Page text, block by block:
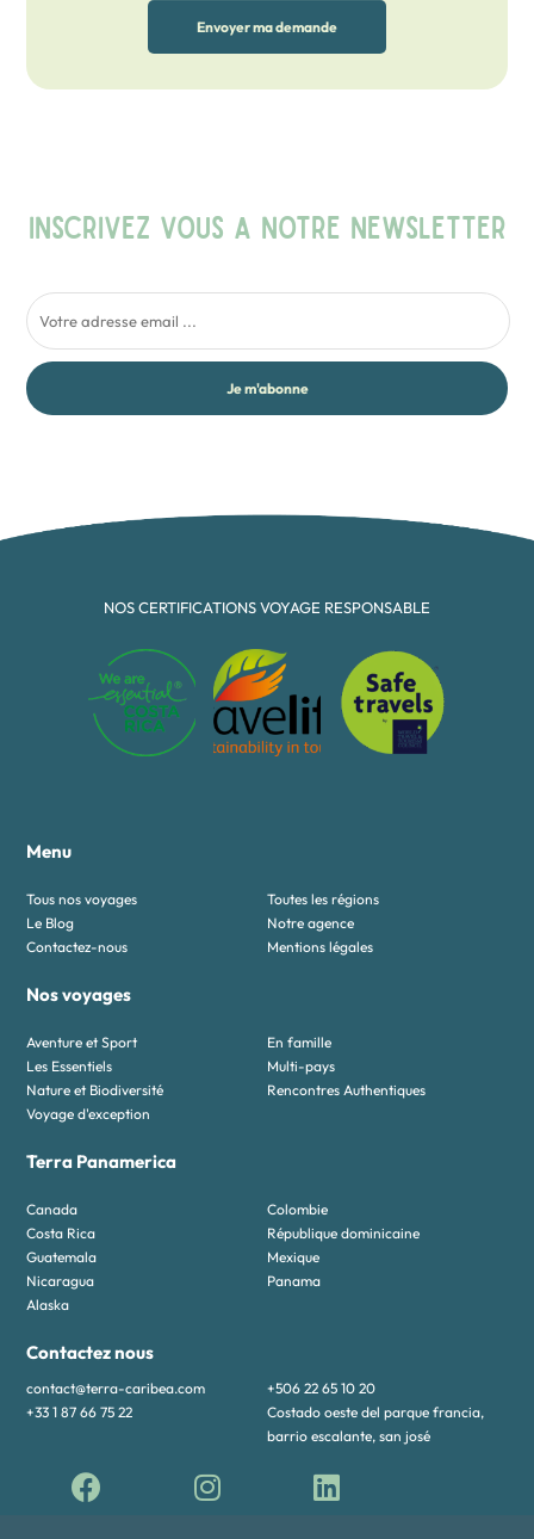
Envoyer ma demande
INSCRIVEZ VOUS A NOTRE NEWSLETTER
Je m'abonne
NOS CERTIFICATIONS VOYAGE RESPONSABLE
Menu
Tous nos voyages
Toutes les régions
Le Blog
Notre agence
Contactez-nous
Mentions légales
Nos voyages
Aventure et Sport
En famille
Les Essentiels
Multi-pays
Nature et Biodiversité
Rencontres Authentiques
Voyage d'exception
Terra Panamerica
Canada
Colombie
Costa Rica
République dominicaine
Guatemala
Mexique
Nicaragua
Panama
Alaska
Contactez nous
contact@terra-caribea.com
+506 22 65 10 20
+33 1 87 66 75 22
Costado oeste del parque francia,
barrio escalante, san josé